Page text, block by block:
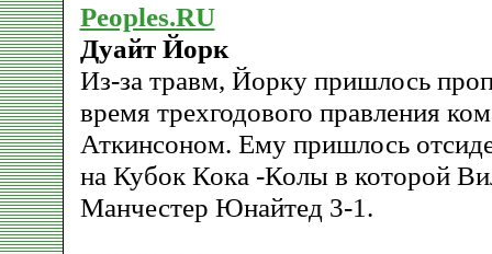
Peoples.RU
Дуайт Йорк
Из-за травм, Йорку пришлось
время трехгодового правления
Аткинсоном. Ему пришлось
на Кубок Кока -Колы в которой
Манчестер Юнайтед 3-1.